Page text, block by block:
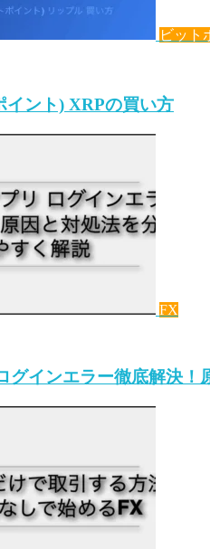
ビット
ント) XRPの買い方
FX
グインエラー徹底解決